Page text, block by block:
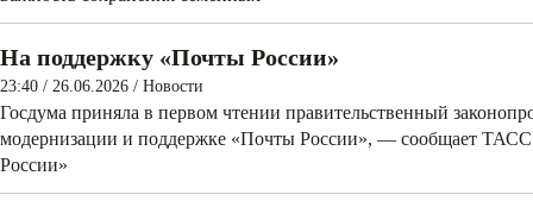
На поддержку «Почты России»
23:40 / 26.06.2026 / Новости
Госдума приняла в первом чтении правительственный
модернизации и поддержке «Почты России», — сообщает
России»